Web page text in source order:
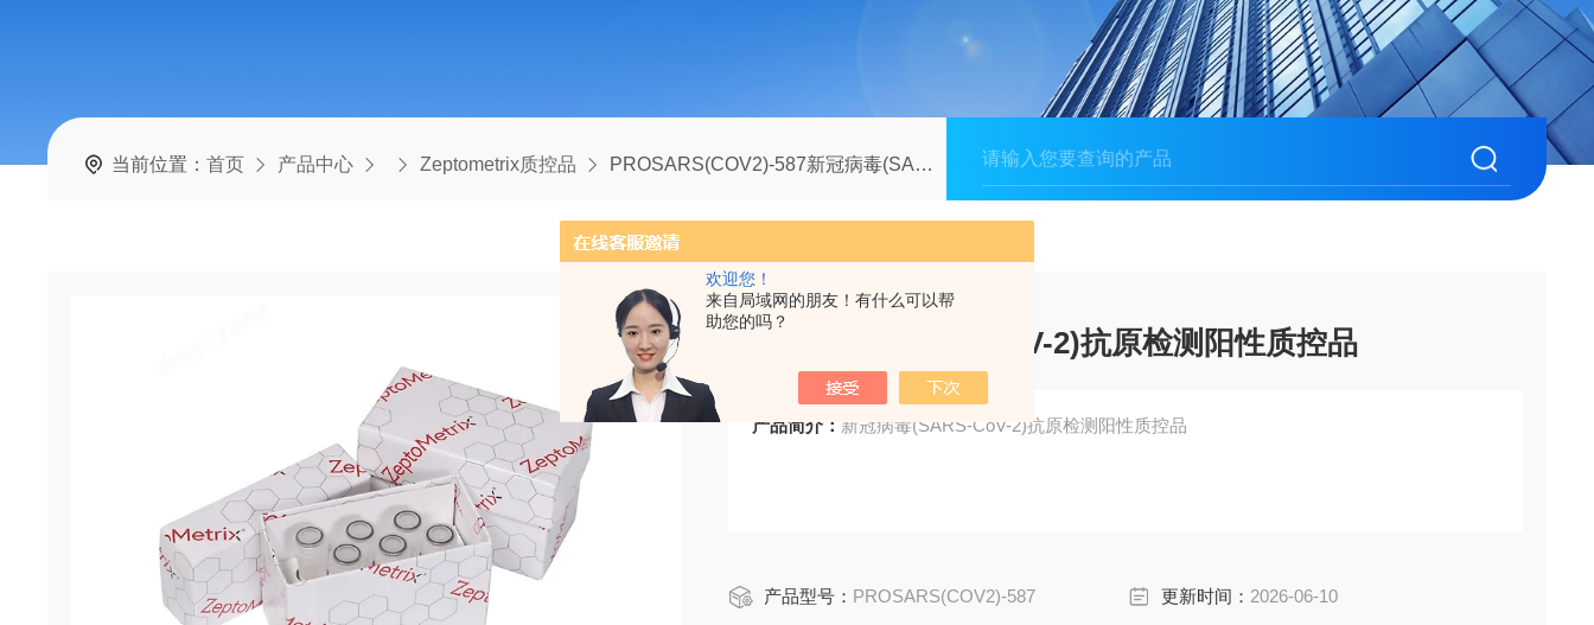
欢迎您！
来自局域网的朋友！有什么可以帮
助您的吗？
当前位置：首页 产品中心 Zeptometrix质控品 PROSARS(COV2)-587新冠病毒(SARS-CoV-2)抗原检测阳性质控品
新冠病毒(SARS-CoV-2)抗原检测阳性质控品
产品简介： 新冠病毒(SARS-CoV-2)抗原检测阳性质控品
产品型号： PROSARS(COV2)-587 更新时间： 2026-06-10